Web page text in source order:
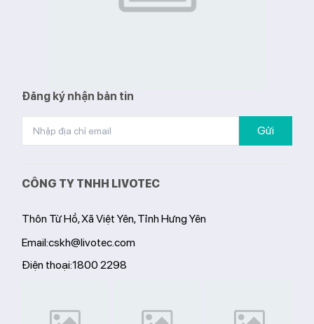
Đăng ký nhận bản tin
Gửi
CÔNG TY TNHH LIVOTEC
Thôn Từ Hồ, Xã Việt Yên, Tỉnh Hưng Yên
Email:cskh@livotec.com
Điện thoại:1800 2298